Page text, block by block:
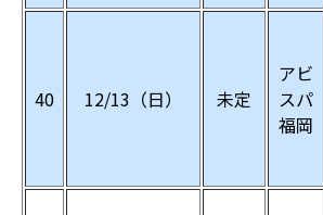
40 12/13（日） 未定
アビ
スパ
福岡